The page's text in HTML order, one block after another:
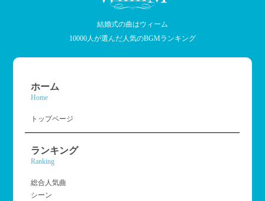
結婚式の曲はウィーム
10000人が選んだ人気のBGMランキング
ホーム
Home
トップページ
ランキング
Ranking
総合人気曲
シーン